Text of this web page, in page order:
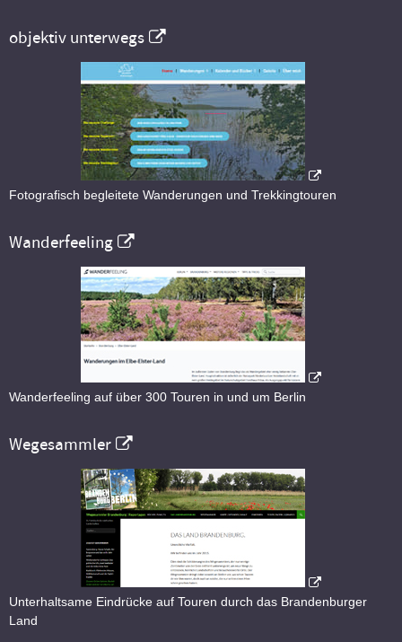
objektiv unterwegs
Fotografisch begleitete Wanderungen und Trekkingtouren
Wanderfeeling
Wanderfeeling auf über 300 Touren in und um Berlin
Wegesammler
Unterhaltsame Eindrücke auf Touren durch das Brandenburger
Land